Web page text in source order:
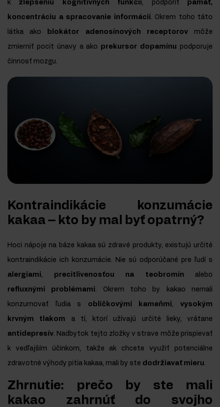
k zlepšeniu kognitívnych funkcií, podporiť pamäť,
koncentráciu a spracovanie informácií. Okrem toho táto
látka ako blokátor adenosínových receptorovmôže
zmierniť pocit únavy a ako prekursor dopamínu podporuje
činnosť mozgu.
Kontraindikácie konzumácie
kakaa – kto by mal byť opatrný?
Hoci nápoje na báze kakaa sú zdravé produkty, existujú určité
kontraindikácie ich konzumácie. Nie sú odporúčané pre ľudí s
alergiami, precitlivenosťou na teobromín alebo
refluxnými problémami. Okrem toho by kakao nemali
konzumovať ľudia s obličkovými kameňmi,vysokým
krvným tlakom a tí, ktorí užívajú určité lieky, vrátane
antidepresív. Nadbytok tejto zložky v strave môže prispievať
k vedľajším účinkom, takže ak chcete využiť potenciálne
zdravotné výhody pitia kakaa, mali by ste dodržiavať mieru.
Zhrnutie: prečo by ste mali
kakao zahrnúť do svojho